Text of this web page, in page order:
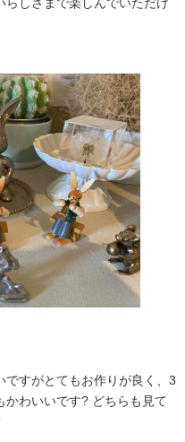
ですがとてもお作りが良く、3
かわいいです?️ どちらも見て